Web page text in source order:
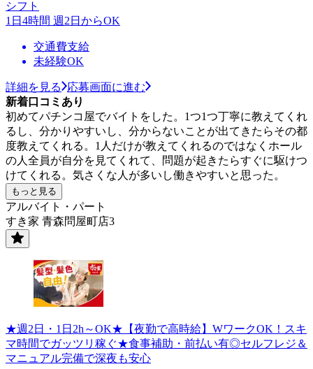
シフト
1日4時間 週2日からOK
交通費支給
未経験OK
詳細を見る
応募画面に進む
新着口コミあり
初めてパチンコ屋でバイトをした。1つ1つ丁寧に教えてくれ
るし、分かりやすいし、分からないことが出てきたらその都
度教えてくれる。1人だけが教えてくれるのではなくホール
の人全員が自分を見てくれて、問題が起きたらすぐに駆けつ
けてくれる。気さくな人が多いし働きやすいと思った。
もっと見る
アルバイト・パート
すき家 青森問屋町店3
★週2日・1日2h～OK★【夜勤で高時給】WワークOK！スキ
マ時間でガッツリ稼ぐ★食事補助・前払い有◎セルフレジ＆
マニュアル完備で深夜も安心